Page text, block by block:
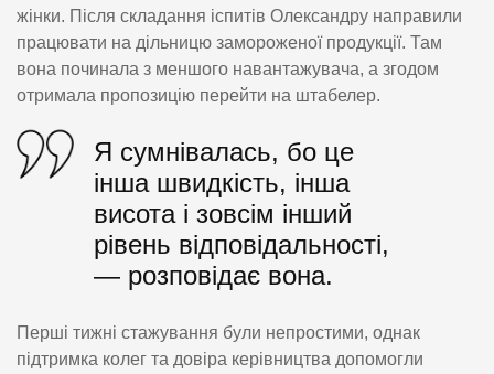
жінки. Після складання іспитів Олександру направили
працювати на дільницю замороженої продукції. Там
вона починала з меншого навантажувача, а згодом
отримала пропозицію перейти на штабелер.
Я сумнівалась, бо це
інша швидкість, інша
висота і зовсім інший
рівень відповідальності,
— розповідає вона.
Перші тижні стажування були непростими, однак
підтримка колег та довіра керівництва допомогли